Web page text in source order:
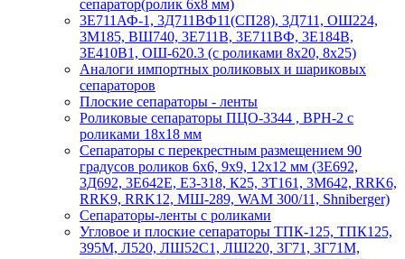
сепаратор(ролик 6х8 мм)
3Е711АФ-1, 3Д711ВФ11(СП28), 3Д711, ОШ224,
3М185, ВШ740, 3Е711В, 3Е711ВФ, 3Е184В,
3Е410В1, ОШ-620.3 (с роликами 8х20, 8х25)
Аналоги импортных роликовых и шариковых
сепараторов
Плоские сепараторы - ленты
Роликовые сепараторы ПЦО-3344 , ВРН-2 с
роликами 18х18 мм
Сепараторы с перекрестным размещением 90
градусов роликов 6х6, 9х9, 12х12 мм (3Е692,
3Д692, 3Е642Е, Е3-318, К25, 3Т161, 3М642, RRK6,
RRK9, RRK12, МШ-289, WAM 300/11, Shniberger)
Сепараторы-ленты с роликами
Угловое и плоские сепараторы ТПК-125, ТПК125,
395М, Л520, ЛШ52С1, ЛШ220, 3Г71, 3Г71М,